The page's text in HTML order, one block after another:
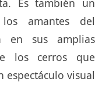
amantes del
en sus amplias
los cerros que
espectáculo visual